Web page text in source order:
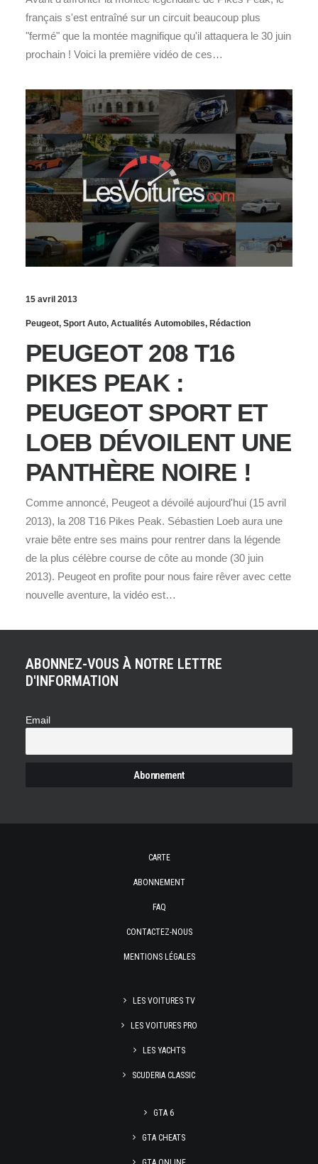
français s'est entraîné sur un circuit beaucoup plus
"fermé" que la montée magnifique qu'il attaquera le 30 juin
prochain ! Voici la première vidéo de ces…
15 avril 2013
Peugeot, Sport Auto, Actualités Automobiles, Rédaction
PEUGEOT 208 T16
PIKES PEAK :
PEUGEOT SPORT ET
LOEB DÉVOILENT UNE
PANTHÈRE NOIRE !
Comme annoncé, Peugeot a dévoilé aujourd'hui (15 avril
2013), la 208 T16 Pikes Peak. Sébastien Loeb aura une
vraie bête entre ses mains pour rentrer dans la légende
de la plus célèbre course de côte au monde (30 juin
2013). Peugeot en profite pour nous faire rêver avec cette
nouvelle aventure, la vidéo est…
ABONNEZ-VOUS À NOTRE LETTRE
D'INFORMATION
Email
CARTE
ABONNEMENT
FAQ
CONTACTEZ-NOUS
MENTIONS LÉGALES
LES VOITURES TV
LES VOITURES PRO
LES YACHTS
SCUDERIA CLASSIC
GTA 6
GTA CHEATS